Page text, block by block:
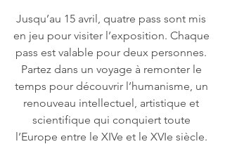
Jusqu’au 15 avril, quatre pass sont mis
en jeu pour visiter l’exposition. Chaque
pass est valable pour deux personnes.
Partez dans un voyage à remonter le
temps pour découvrir l’humanisme, un
renouveau intellectuel, artistique et
scientifique qui conquiert toute
l’Europe entre le XIVe et le XVIe siècle.